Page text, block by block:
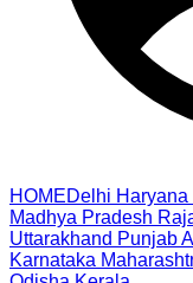
HOMEDelhi Haryana
Madhya Pradesh
Uttarakhand Punjab
Karnataka